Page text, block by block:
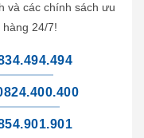
và các chính sách ưu
24/7!